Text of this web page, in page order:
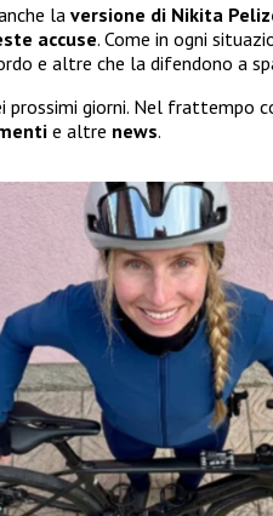
la versione di Nikita
accuse. Come in ogni
e altre che la difendono a
prossimi giorni. Nel frattempo
e altre news.